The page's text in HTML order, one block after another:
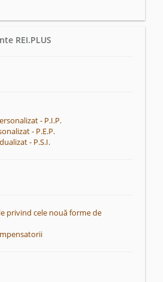
REI.PLUS
- P.I.P.
- P.E.P.
- P.S.I.
privind cele nouă forme de